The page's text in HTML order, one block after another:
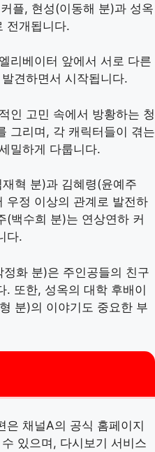
플, 현성(이동해 분)과 성옥
전개됩니다.
리베이터 앞에서 서로 다른
견하면서 시작됩니다.
인 고민 속에서 방황하는 청
그리며, 각 캐릭터들이 겪는
밀하게 다룹니다​​.
혁 분)과 김혜령(윤예주
우정 이상의 관계로 발전하
(백수희 분)는 연상연하 커
다.
화 분)은 주인공들의 친구
. 또한, 성옥의 대학 후배이
분)의 이야기도 중요한 부
은 채널A의 공식 홈페이지
있으며, 다시보기 서비스